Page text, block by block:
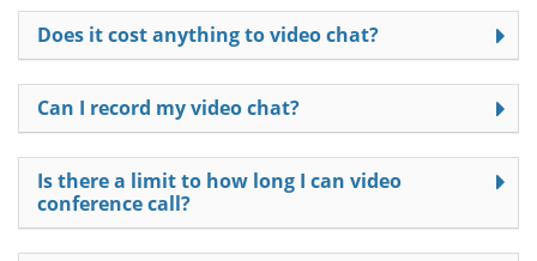
Does it cost anything to video chat?
Can I record my video chat?
Is there a limit to how long I can video
conference call?